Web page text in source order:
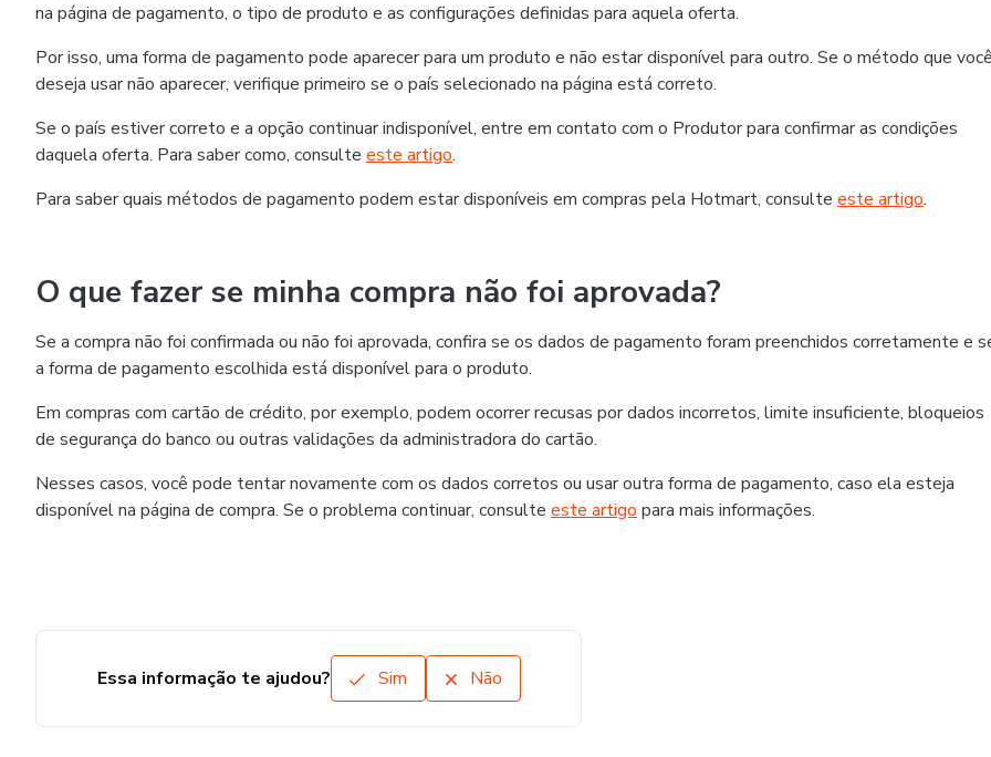
na página de pagamento, o tipo de produto e as configurações definidas para aquela oferta.
Por isso, uma forma de pagamento pode aparecer para um produto e não estar disponível para outro. Se o método que
deseja usar não aparecer, verifique primeiro se o país selecionado na página está correto.
Se o país estiver correto e a opção continuar indisponível, entre em contato com o Produtor para confirmar as condições
daquela oferta. Para saber como, consulte este artigo.
Para saber quais métodos de pagamento podem estar disponíveis em compras pela Hotmart, consulte este artigo.
O que fazer se minha compra não foi aprovada?
Se a compra não foi confirmada ou não foi aprovada, confira se os dados de pagamento foram preenchidos corretamente e
a forma de pagamento escolhida está disponível para o produto.
Em compras com cartão de crédito, por exemplo, podem ocorrer recusas por dados incorretos, limite insuficiente, bloqueios
de segurança do banco ou outras validações da administradora do cartão.
Nesses casos, você pode tentar novamente com os dados corretos ou usar outra forma de pagamento, caso ela esteja
disponível na página de compra. Se o problema continuar, consulte este artigo para mais informações.
Essa informação te ajudou? Sim Não